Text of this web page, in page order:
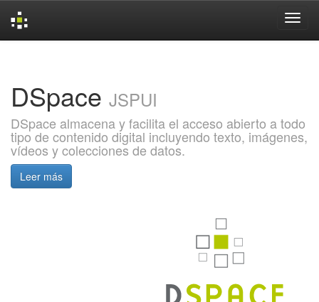
DSpace JSPUI
DSpace almacena y facilita el acceso abierto a todo
tipo de contenido digital incluyendo texto, imágenes,
vídeos y colecciones de datos.
Leer más